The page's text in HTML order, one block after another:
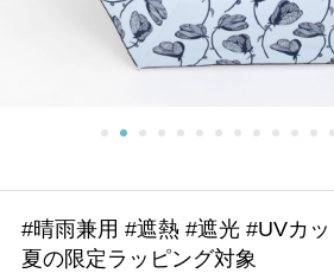
#晴雨兼用 #遮熱 #遮光 #UVカッ
夏の限定ラッピング対象